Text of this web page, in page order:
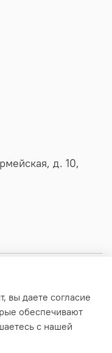
д. 10,
вы даете согласие
обеспечивают
с нашей